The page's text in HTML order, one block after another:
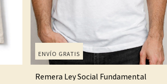
ENVÍO GRATIS
Remera Ley Social Fundamental